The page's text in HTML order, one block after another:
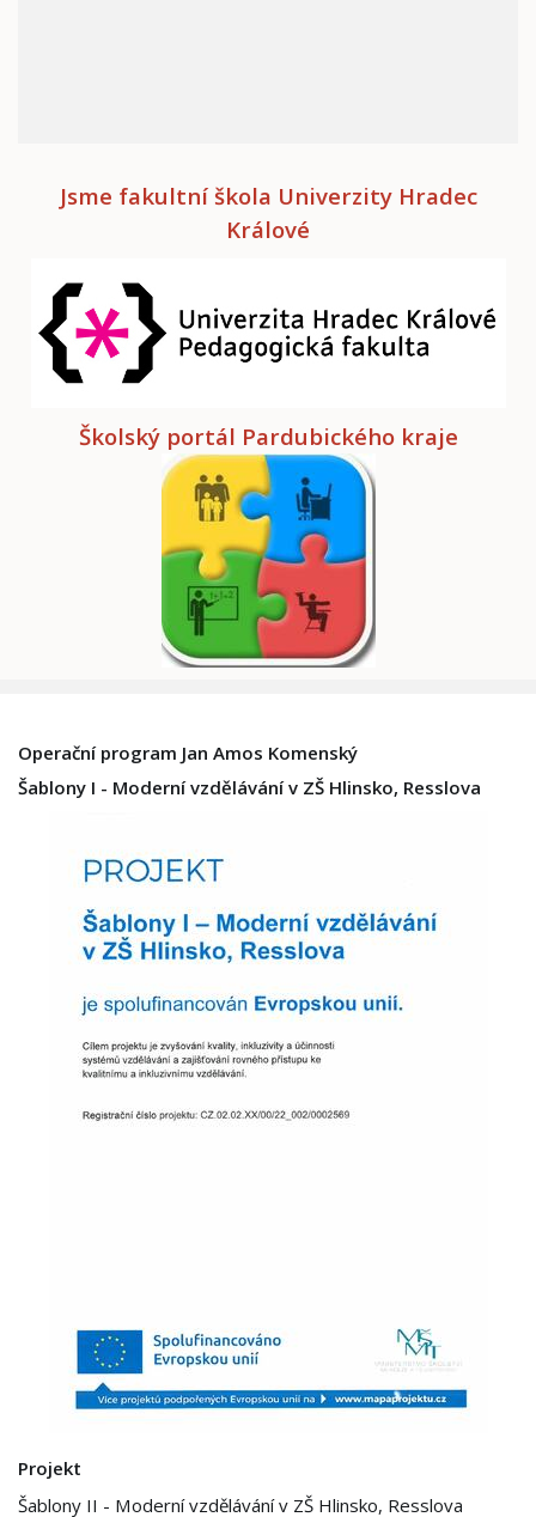
Jsme fakultní škola Univerzity Hradec
Králové
Školský portál Pardubického kraje
Operační program Jan Amos Komenský
Šablony I - Moderní vzdělávání v ZŠ Hlinsko, Resslova
Projekt
Šablony II - Moderní vzdělávání v ZŠ Hlinsko, Resslova